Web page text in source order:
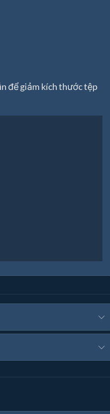
để giảm kích thước tệp